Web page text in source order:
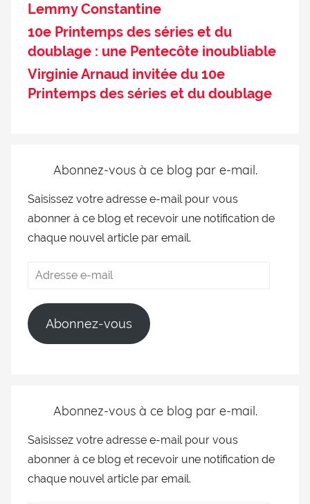
Lemmy Constantine
10e Printemps des séries et du
doublage : une Pentecôte inoubliable
Virginie Arnaud invitée du 10e
Printemps des séries et du doublage
Abonnez-vous à ce blog par e-mail.
Saisissez votre adresse e-mail pour vous
abonner à ce blog et recevoir une notification de
chaque nouvel article par email.
Abonnez-vous
Abonnez-vous à ce blog par e-mail.
Saisissez votre adresse e-mail pour vous
abonner à ce blog et recevoir une notification de
chaque nouvel article par email.